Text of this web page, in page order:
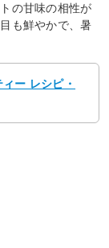
の甘味の相性が
も鮮やかで、暑
ー レシピ・